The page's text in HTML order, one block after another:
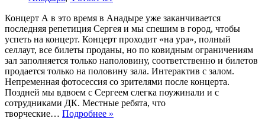
Концерт А в это время в Анадыре уже заканчивается
последняя репетиция Сергея и мы спешим в город, чтобы
успеть на концерт. Концерт проходит «на ура», полный
селлаут, все билеты проданы, но по ковидным ограничениям
зал заполняется только наполовину, соответственно и билетов
продается только на половину зала. Интерактив с залом.
Непременная фотосессия со зрителями после концерта.
Поздней мы вдвоем с Сергеем слегка поужинали и с
сотрудниками ДК. Местные ребята, что
творческие… Подробнее »